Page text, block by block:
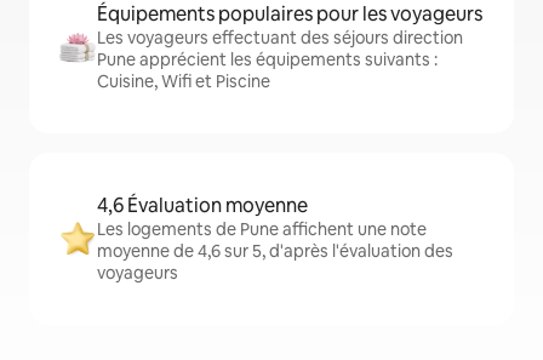
Équipements populaires pour les voyageurs
Les voyageurs effectuant des séjours direction
Pune apprécient les équipements suivants :
Cuisine, Wifi et Piscine
4,6 Évaluation moyenne
Les logements de Pune affichent une note
moyenne de 4,6 sur 5, d'après l'évaluation des
voyageurs